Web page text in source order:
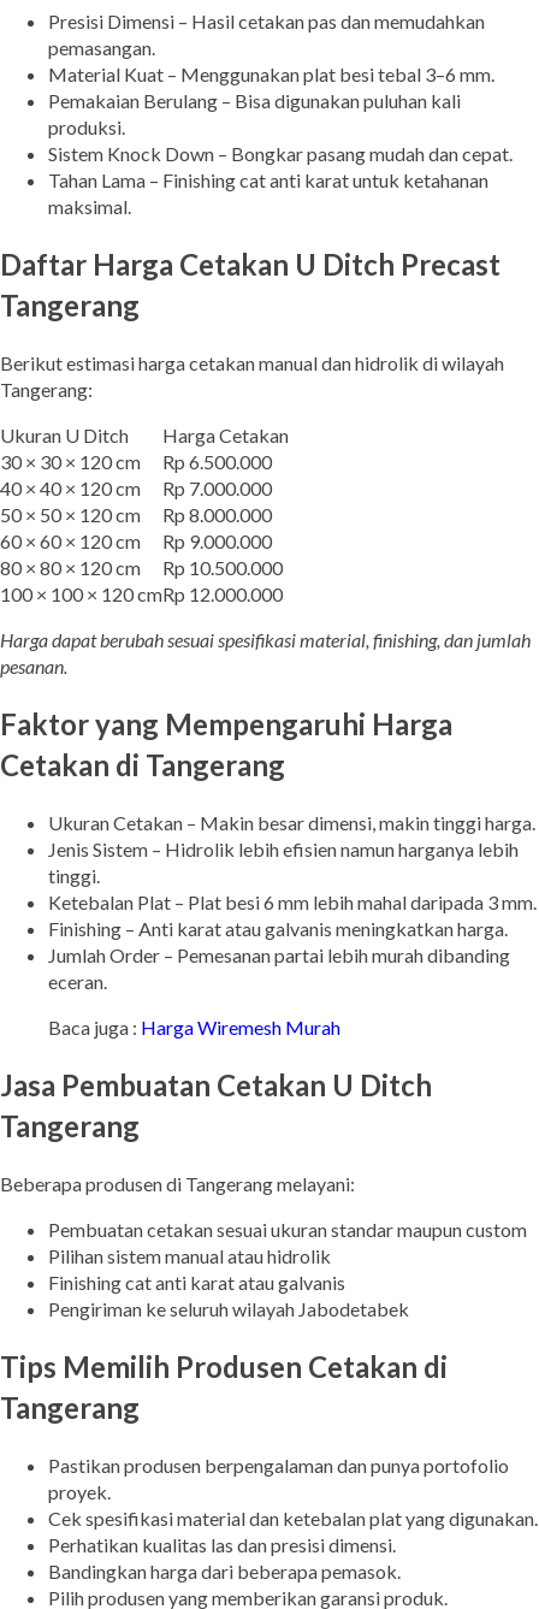
Presisi Dimensi – Hasil cetakan pas dan memudahkan
pemasangan.
Material Kuat – Menggunakan plat besi tebal 3–6 mm.
Pemakaian Berulang – Bisa digunakan puluhan kali
produksi.
Sistem Knock Down – Bongkar pasang mudah dan cepat.
Tahan Lama – Finishing cat anti karat untuk ketahanan
maksimal.
Daftar Harga Cetakan U Ditch Precast
Tangerang
Berikut estimasi harga cetakan manual dan hidrolik di wilayah
Tangerang:
Ukuran U Ditch
Harga Cetakan
30 × 30 × 120 cm
Rp 6.500.000
40 × 40 × 120 cm
Rp 7.000.000
50 × 50 × 120 cm
Rp 8.000.000
60 × 60 × 120 cm
Rp 9.000.000
80 × 80 × 120 cm
Rp 10.500.000
100 × 100 × 120 cmRp 12.000.000
Harga dapat berubah sesuai spesifikasi material, finishing, dan jumlah
pesanan.
Faktor yang Mempengaruhi Harga
Cetakan di Tangerang
Ukuran Cetakan – Makin besar dimensi, makin tinggi harga.
Jenis Sistem – Hidrolik lebih efisien namun harganya lebih
tinggi.
Ketebalan Plat – Plat besi 6 mm lebih mahal daripada 3 mm.
Finishing – Anti karat atau galvanis meningkatkan harga.
Jumlah Order – Pemesanan partai lebih murah dibanding
eceran.
Baca juga : Harga Wiremesh Murah
Jasa Pembuatan Cetakan U Ditch
Tangerang
Beberapa produsen di Tangerang melayani:
Pembuatan cetakan sesuai ukuran standar maupun custom
Pilihan sistem manual atau hidrolik
Finishing cat anti karat atau galvanis
Pengiriman ke seluruh wilayah Jabodetabek
Tips Memilih Produsen Cetakan di
Tangerang
Pastikan produsen berpengalaman dan punya portofolio
proyek.
Cek spesifikasi material dan ketebalan plat yang digunakan.
Perhatikan kualitas las dan presisi dimensi.
Bandingkan harga dari beberapa pemasok.
Pilih produsen yang memberikan garansi produk.